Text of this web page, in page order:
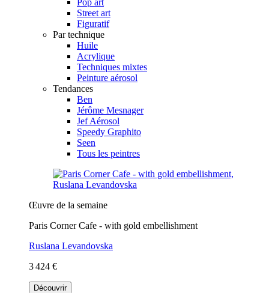
Street art
Figuratif
Par technique
Huile
Acrylique
Techniques mixtes
Peinture aérosol
Tendances
Ben
Jérôme Mesnager
Jef Aérosol
Speedy Graphito
Seen
Tous les peintres
Œuvre de la semaine
Paris Corner Cafe - with gold embellishment
Ruslana Levandovska
3 424 €
Découvrir